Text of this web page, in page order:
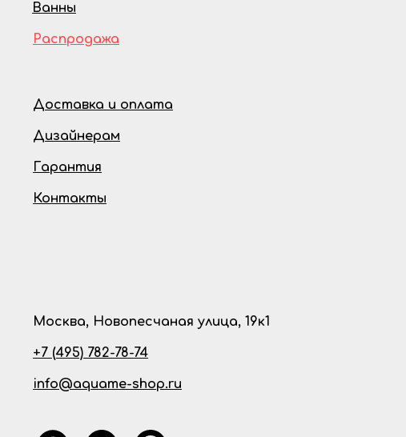
Дизайнерам
Доставка и оплата
Гарантия
Контакты
Распродажа
Ванны
Москва, Новопесчаная улица, 19к1
+7 (495) 782-78-74
info@aquame-shop.ru